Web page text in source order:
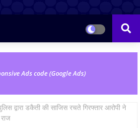
Ads code (Google Ads)
द्वारा डकैती की साजिस रचते गिरफ्तार आरोपी ने